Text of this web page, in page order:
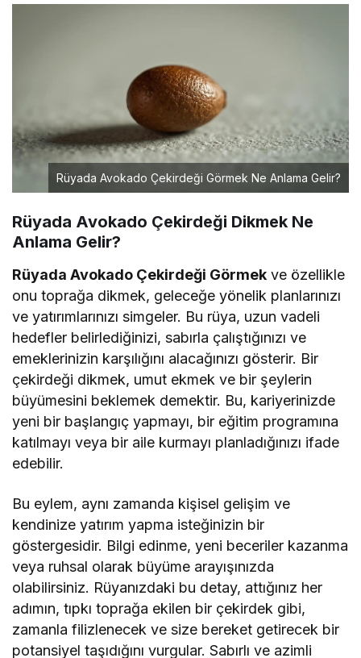
Rüyada Avokado Çekirdeği Görmek Ne Anlama Gelir?
Rüyada Avokado Çekirdeği Dikmek Ne
Anlama Gelir?
Rüyada Avokado Çekirdeği Görmek ve özellikle
onu toprağa dikmek, geleceğe yönelik planlarınızı
ve yatırımlarınızı simgeler. Bu rüya, uzun vadeli
hedefler belirlediğinizi, sabırla çalıştığınızı ve
emeklerinizin karşılığını alacağınızı gösterir. Bir
çekirdeği dikmek, umut ekmek ve bir şeylerin
büyümesini beklemek demektir. Bu, kariyerinizde
yeni bir başlangıç yapmayı, bir eğitim programına
katılmayı veya bir aile kurmayı planladığınızı ifade
edebilir.
Bu eylem, aynı zamanda kişisel gelişim ve
kendinize yatırım yapma isteğinizin bir
göstergesidir. Bilgi edinme, yeni beceriler kazanma
veya ruhsal olarak büyüme arayışınızda
olabilirsiniz. Rüyanızdaki bu detay, attığınız her
adımın, tıpkı toprağa ekilen bir çekirdek gibi,
zamanla filizlenecek ve size bereket getirecek bir
potansiyel taşıdığını vurgular. Sabırlı ve azimli